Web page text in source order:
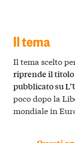
Il tema
Il tema scelto
riprende il titolo
pubblicato su
poco dopo la
mondiale in